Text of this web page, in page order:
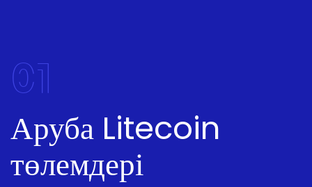
01
Аруба Litecoin
төлемдері